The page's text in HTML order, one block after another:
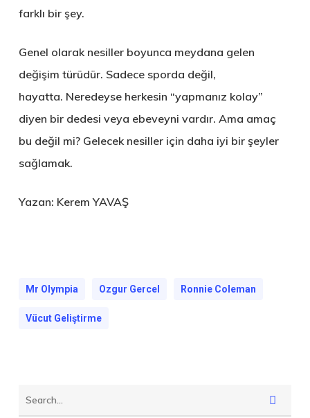
farklı bir şey.
Genel olarak nesiller boyunca meydana gelen
değişim türüdür. Sadece sporda değil,
hayatta. Neredeyse herkesin “yapmanız kolay”
diyen bir dedesi veya ebeveyni vardır. Ama amaç
bu değil mi? Gelecek nesiller için daha iyi bir şeyler
sağlamak.
Yazan: Kerem YAVAŞ
Mr Olympia Ozgur Gercel Ronnie Coleman
Vücut Geliştirme